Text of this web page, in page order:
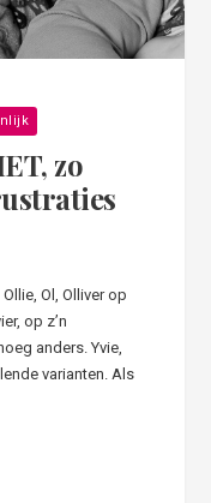
zo
Ol, Olliver op
op z’n
anders. Yvie,
varianten. Als